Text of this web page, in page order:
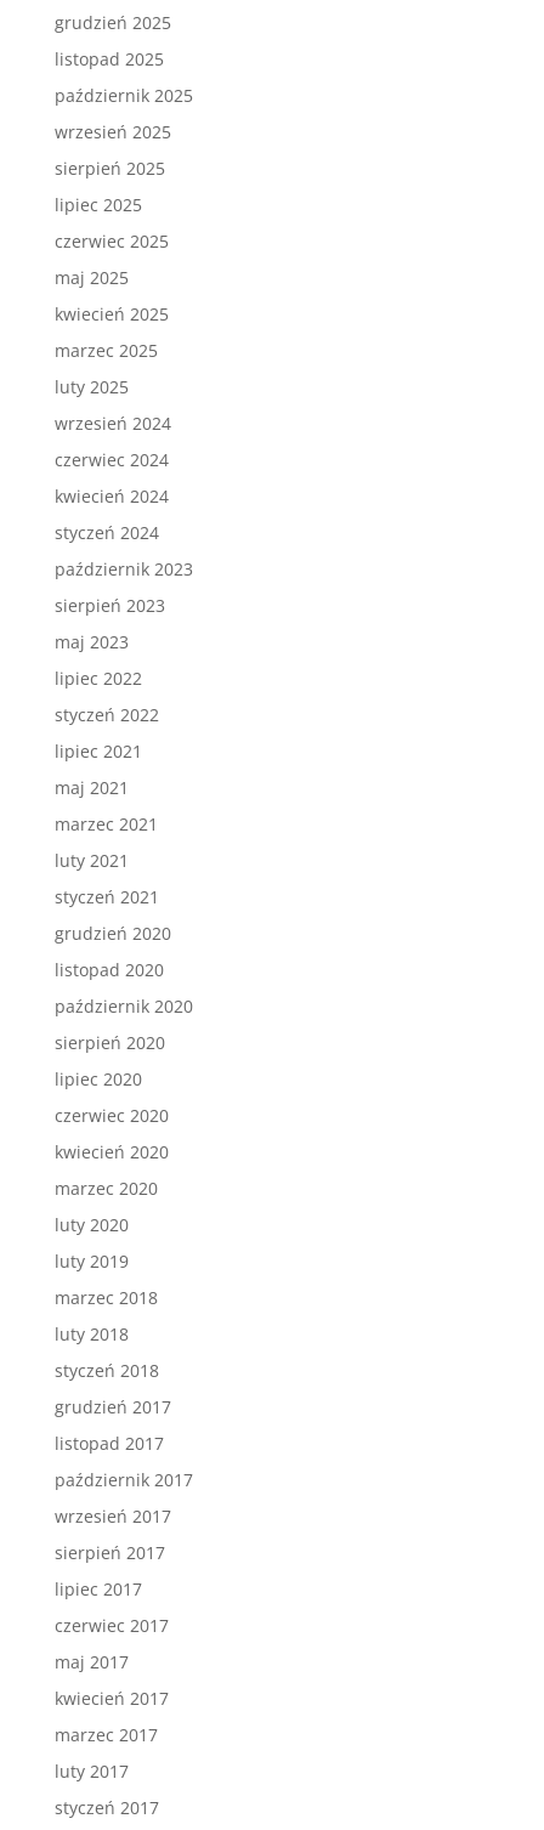
grudzień 2025
listopad 2025
październik 2025
wrzesień 2025
sierpień 2025
lipiec 2025
czerwiec 2025
maj 2025
kwiecień 2025
marzec 2025
luty 2025
wrzesień 2024
czerwiec 2024
kwiecień 2024
styczeń 2024
październik 2023
sierpień 2023
maj 2023
lipiec 2022
styczeń 2022
lipiec 2021
maj 2021
marzec 2021
luty 2021
styczeń 2021
grudzień 2020
listopad 2020
październik 2020
sierpień 2020
lipiec 2020
czerwiec 2020
kwiecień 2020
marzec 2020
luty 2020
luty 2019
marzec 2018
luty 2018
styczeń 2018
grudzień 2017
listopad 2017
październik 2017
wrzesień 2017
sierpień 2017
lipiec 2017
czerwiec 2017
maj 2017
kwiecień 2017
marzec 2017
luty 2017
styczeń 2017